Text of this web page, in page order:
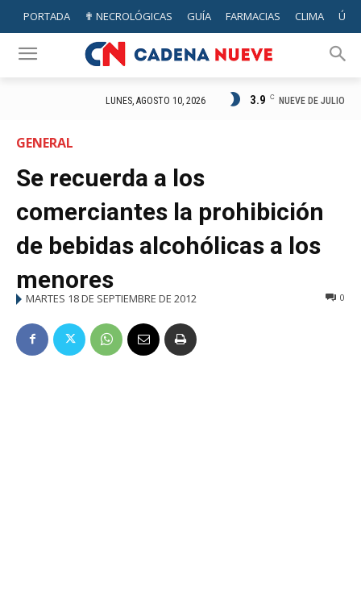
PORTADA ✟ NECROLÓGICAS GUÍA FARMACIAS CLIMA
LUNES, AGOSTO 10, 2026 3.9 C NUEVE DE JULIO
GENERAL
Se recuerda a los
comerciantes la prohibición
de bebidas alcohólicas a los
menores
MARTES 18 DE SEPTIEMBRE DE 2012 0